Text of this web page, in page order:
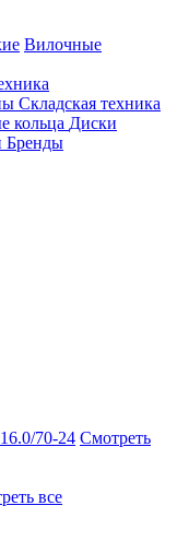
Вилочные
Складская техника
кольца Диски
Бренды
16.0/70-24 Смотреть
все